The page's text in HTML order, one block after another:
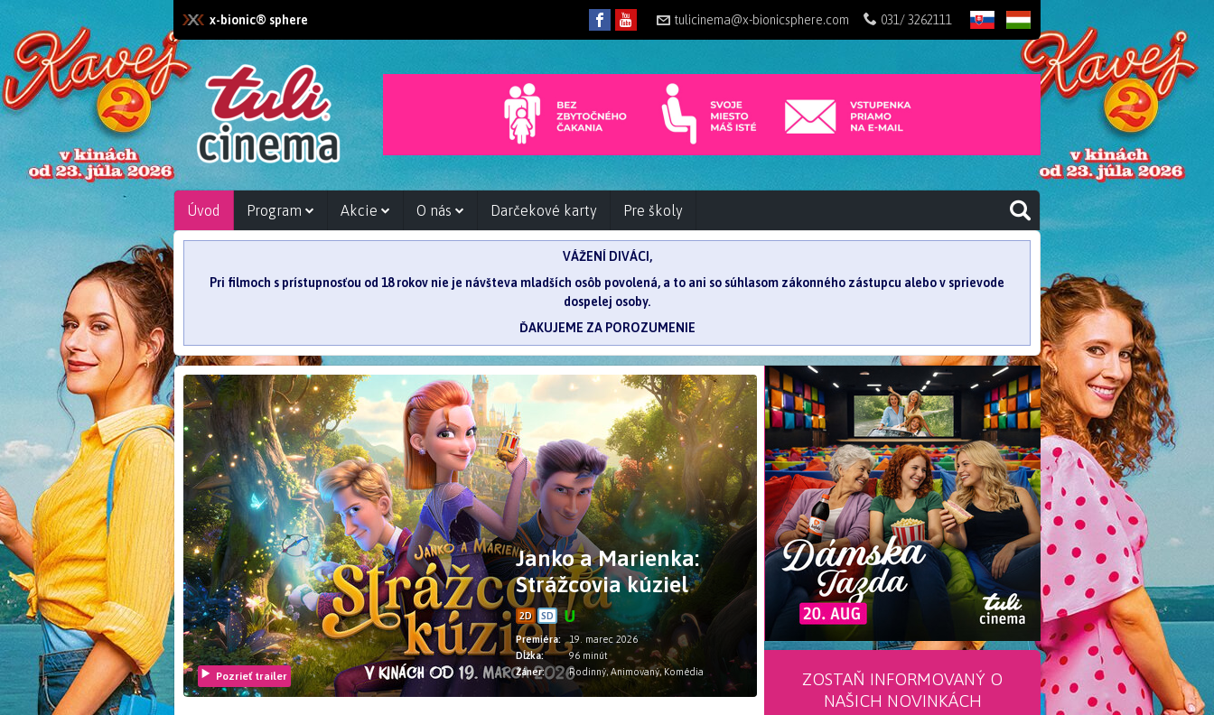
x-bionic® sphere
HU
tulicinema@x-bionicsphere.com 031/ 3262111
Úvod Program Akcie O nás Darčekové karty Pre školy
VÁŽENÍ DIVÁCI,
Pri filmoch s prístupnosťou od 18 rokov nie je návšteva mladších osôb povolená, a to ani so súhlasom zákonného zástupcu alebo v sprievode
dospelej osoby.
ĎAKUJEME ZA POROZUMENIE
Pozrieť trailer
Janko a Marienka:
Strážcovia kúziel
2D SD
Premiéra:
19. marec 2026
Dĺžka:
96 minút
Žáner:
Rodinný, Animovaný, Komédia
ZOSTAŇ INFORMOVANÝ O
NAŠICH NOVINKÁCH